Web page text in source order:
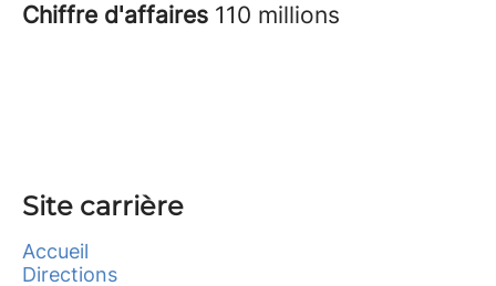
Chiffre d'affaires 110 millions
Site carrière
Accueil
Directions